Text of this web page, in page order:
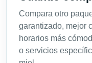
Compara otro
garantizado, mejor
horarios más
o servicios